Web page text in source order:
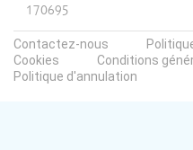
170695
Contactez-nous
Cookies
Conditions
Politique d'annulation